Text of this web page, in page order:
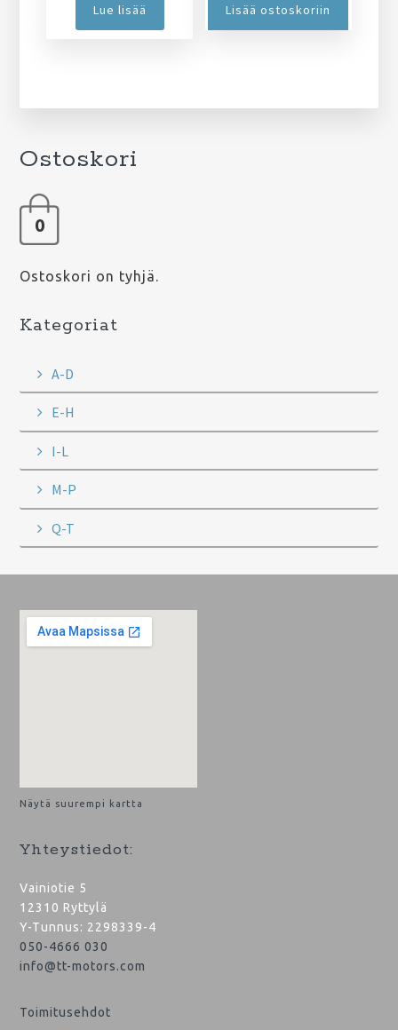
Lue lisää Lisää ostoskoriin
Ostoskori
0
Ostoskori on tyhjä.
Kategoriat
A-D
E-H
I-L
M-P
Q-T
Footer
Näytä suurempi kartta
Yhteystiedot:
Vainiotie 5
12310 Ryttylä
Y-Tunnus: 2298339-4
050-4666 030
info@tt-motors.com
Toimitusehdot